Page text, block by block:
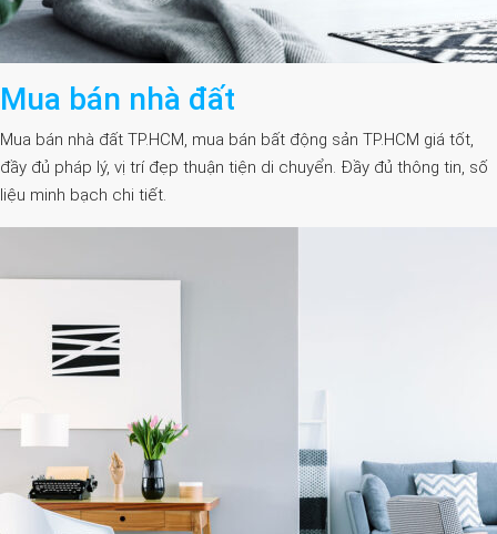
Mua bán nhà đất
Mua bán nhà đất TP.HCM, mua bán bất động sản TP.HCM giá tốt,
đầy đủ pháp lý, vị trí đẹp thuận tiện di chuyển. Đầy đủ thông tin, số
liệu minh bạch chi tiết.